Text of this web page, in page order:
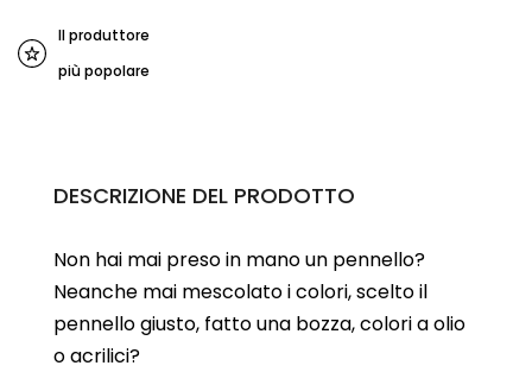
Il produttore
più popolare
DESCRIZIONE DEL PRODOTTO
Non hai mai preso in mano un pennello?
Neanche mai mescolato i colori, scelto il
pennello giusto, fatto una bozza, colori a olio
o acrilici?